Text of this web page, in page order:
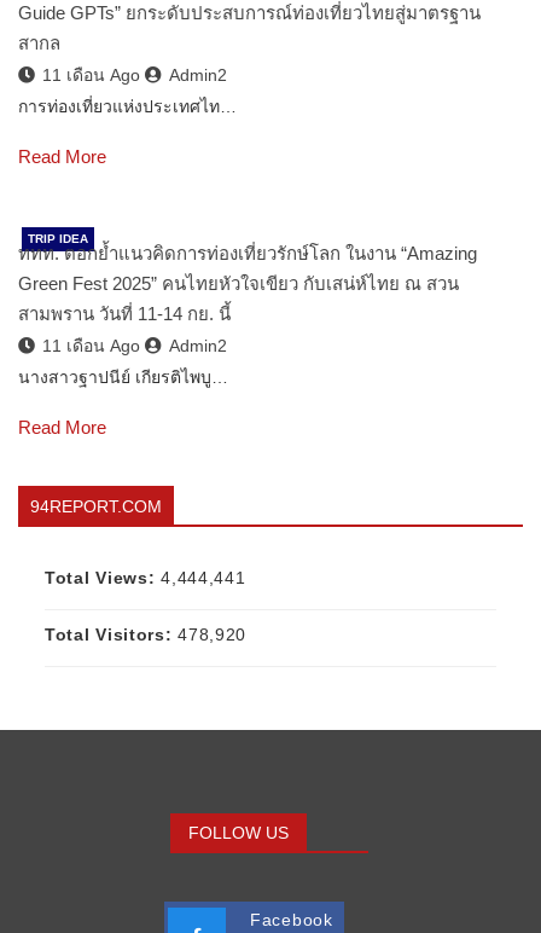
Guide GPTs” ยกระดับประสบการณ์ท่องเที่ยวไทยสู่มาตรฐาน
สากล
11 เดือน Ago
Admin2
การท่องเที่ยวแห่งประเทศไท…
Read More
TRIP IDEA
ททท. ตอกย้ำแนวคิดการท่องเที่ยวรักษ์โลก ในงาน “Amazing
Green Fest 2025” คนไทยหัวใจเขียว กับเสน่ห์ไทย ณ สวน
สามพราน วันที่ 11-14 กย. นี้
11 เดือน Ago
Admin2
นางสาวฐาปนีย์ เกียรติไพบู…
Read More
94REPORT.COM
Total Views:4,444,441
Total Visitors:478,920
FOLLOW US
Facebook